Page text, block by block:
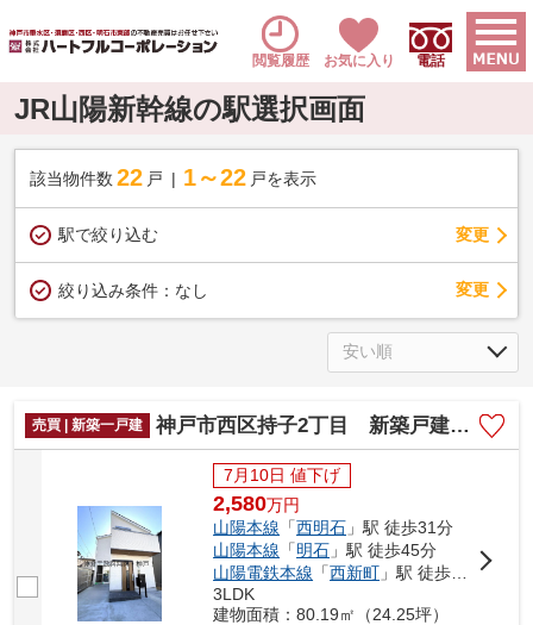
閲覧履歴 お気に入り 電話
JR山陽新幹線の駅選択画面
該当物件数 22 戸 1～22 戸を表示
駅で絞り込む 変更
絞り込み条件： なし 変更
売買 | 新築一戸建 神戸市西区持子2丁目 新築戸建 仲介手数料無料！
7月10日 値下げ
2,580万円
山陽本線 「西明石 」駅 徒歩31分
山陽本線 「明石 」駅 徒歩45分
山陽電鉄本線 「西新町 」駅 徒歩37分
3LDK
建物面積：80.19㎡（24.25坪）